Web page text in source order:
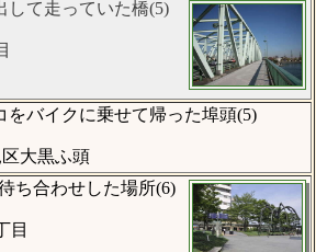
して走っていた橋(5)
をバイクに乗せて帰った埠頭(5)
大黒ふ頭
ち合わせした場所(6)
目